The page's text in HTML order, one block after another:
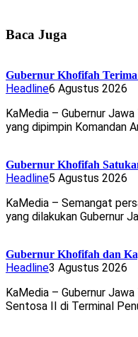
Baca Juga
Gubernur Khofifah Terima
Headline6 Agustus 2026
KaMedia – Gubernur
yang dipimpin Komandan
Gubernur Khofifah
Headline5 Agustus 2026
KaMedia – Semangat
yang dilakukan Gubernur
Gubernur Khofifah dan
Headline3 Agustus 2026
KaMedia – Gubernur
Sentosa II di Terminal